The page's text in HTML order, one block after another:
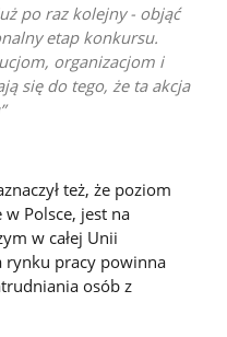
po raz kolejny - objąć
etap konkursu.
organizacjom i
się do tego, że ta akcja
też, że poziom
Polsce, jest na
w całej Unii
rynku pracy powinna
osób z